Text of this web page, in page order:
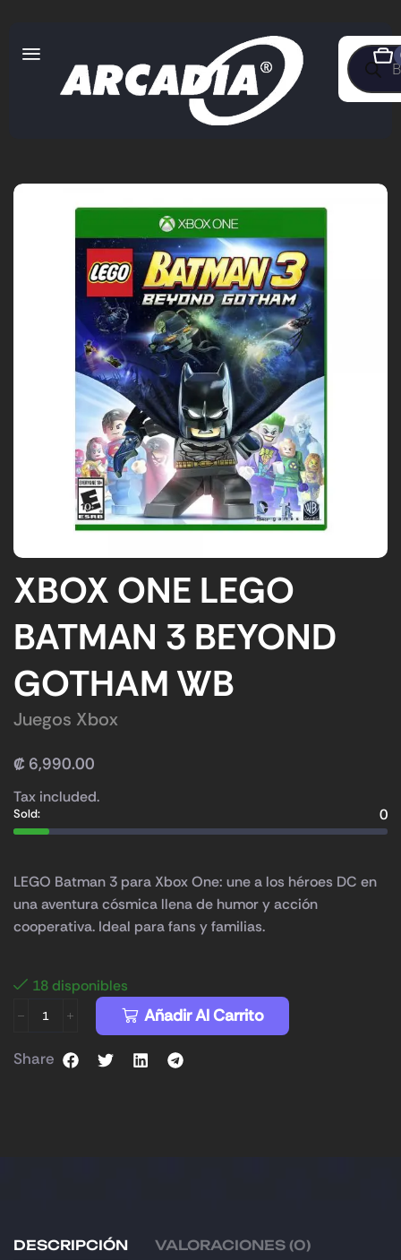
XBOX ONE LEGO
BATMAN 3 BEYOND
GOTHAM WB
Juegos Xbox
₡ 6,990.00
Tax included.
Sold: 0
LEGO Batman 3 para Xbox One: une a los héroes DC en
una aventura cósmica llena de humor y acción
cooperativa. Ideal para fans y familias.
18 disponibles
Añadir Al Carrito
Share
DESCRIPCIÓN VALORACIONES (0)